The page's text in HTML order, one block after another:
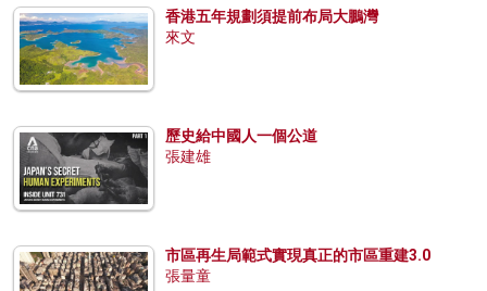
香港五年規劃須提前布局大鵬灣
來文
歷史給中國人一個公道
張建雄
市區再生局範式實現真正的市區重建3.0
張量童